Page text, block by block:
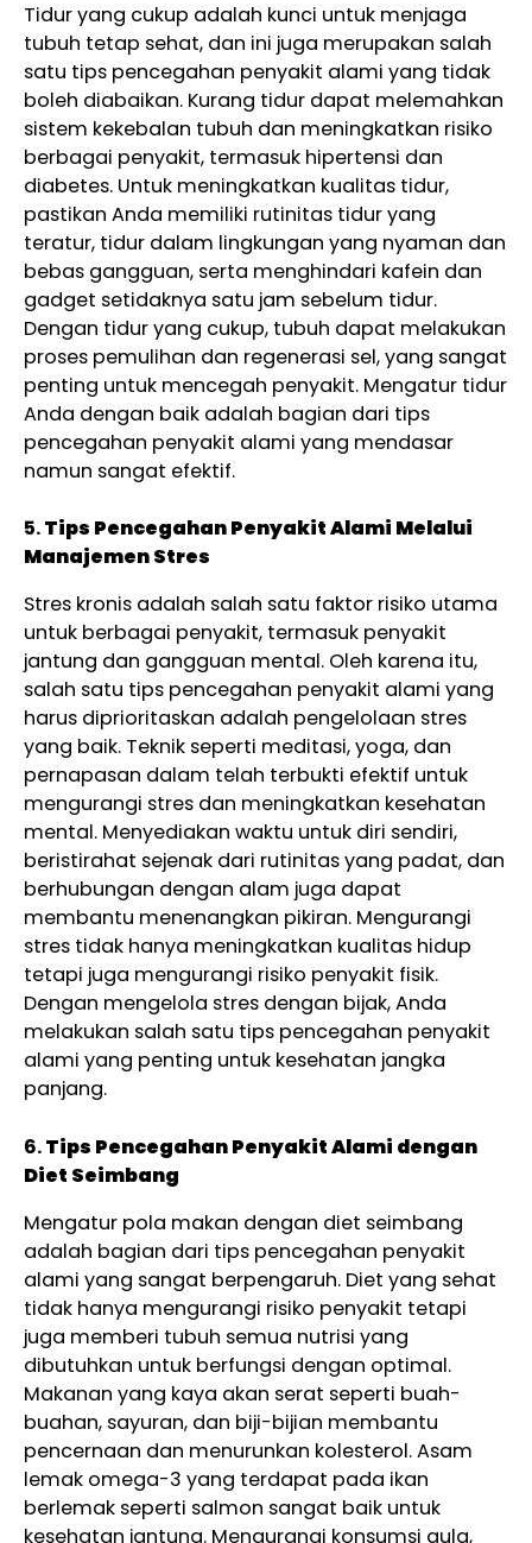
Tidur yang cukup adalah kunci untuk menjaga
tubuh tetap sehat, dan ini juga merupakan salah
satu tips pencegahan penyakit alami yang tidak
boleh diabaikan. Kurang tidur dapat melemahkan
sistem kekebalan tubuh dan meningkatkan risiko
berbagai penyakit, termasuk hipertensi dan
diabetes. Untuk meningkatkan kualitas tidur,
pastikan Anda memiliki rutinitas tidur yang
teratur, tidur dalam lingkungan yang nyaman dan
bebas gangguan, serta menghindari kafein dan
gadget setidaknya satu jam sebelum tidur.
Dengan tidur yang cukup, tubuh dapat melakukan
proses pemulihan dan regenerasi sel, yang sangat
penting untuk mencegah penyakit. Mengatur tidur
Anda dengan baik adalah bagian dari tips
pencegahan penyakit alami yang mendasar
namun sangat efektif.
5.Tips Pencegahan Penyakit Alami Melalui
Manajemen Stres
Stres kronis adalah salah satu faktor risiko utama
untuk berbagai penyakit, termasuk penyakit
jantung dan gangguan mental. Oleh karena itu,
salah satu tips pencegahan penyakit alami yang
harus diprioritaskan adalah pengelolaan stres
yang baik. Teknik seperti meditasi, yoga, dan
pernapasan dalam telah terbukti efektif untuk
mengurangi stres dan meningkatkan kesehatan
mental. Menyediakan waktu untuk diri sendiri,
beristirahat sejenak dari rutinitas yang padat, dan
berhubungan dengan alam juga dapat
membantu menenangkan pikiran. Mengurangi
stres tidak hanya meningkatkan kualitas hidup
tetapi juga mengurangi risiko penyakit fisik.
Dengan mengelola stres dengan bijak, Anda
melakukan salah satu tips pencegahan penyakit
alami yang penting untuk kesehatan jangka
panjang.
6.Tips Pencegahan Penyakit Alami dengan
Diet Seimbang
Mengatur pola makan dengan diet seimbang
adalah bagian dari tips pencegahan penyakit
alami yang sangat berpengaruh. Diet yang sehat
tidak hanya mengurangi risiko penyakit tetapi
juga memberi tubuh semua nutrisi yang
dibutuhkan untuk berfungsi dengan optimal.
Makanan yang kaya akan serat seperti buah-
buahan, sayuran, dan biji-bijian membantu
pencernaan dan menurunkan kolesterol. Asam
lemak omega-3 yang terdapat pada ikan
berlemak seperti salmon sangat baik untuk
kesehatan jantung. Mengurangi konsumsi gula,